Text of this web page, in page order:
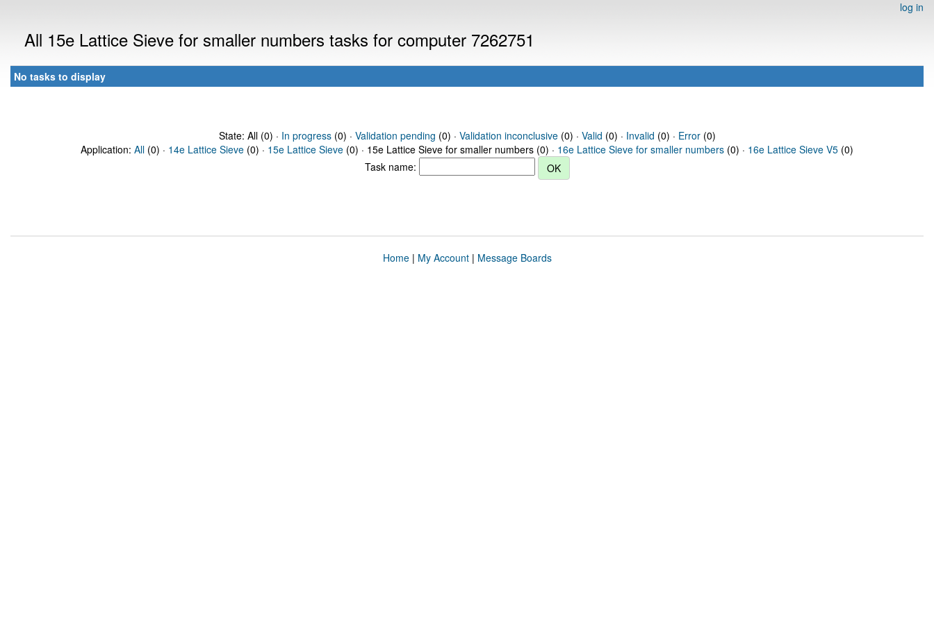
log in
All 15e Lattice Sieve for smaller numbers tasks for computer 7262751
No tasks to display
State: All (0) · In progress(0) · Validation pending (0) · Validation inconclusive(0) · Valid (0) · Invalid (0) · Error(0)
Application: All (0) · 14e Lattice Sieve (0) · 15e Lattice Sieve (0) · 15e Lattice Sieve for smaller numbers (0) · 16e Lattice Sieve for smaller numbers (0) · 16e Lattice Sieve V5 (0)
Task name:
Home| My Account| Message Boards